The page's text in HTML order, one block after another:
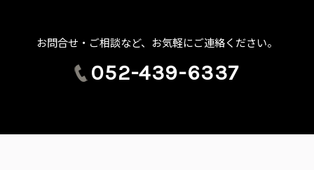
お問合せ・ご相談など、お気軽にご連絡ください。
052-439-6337